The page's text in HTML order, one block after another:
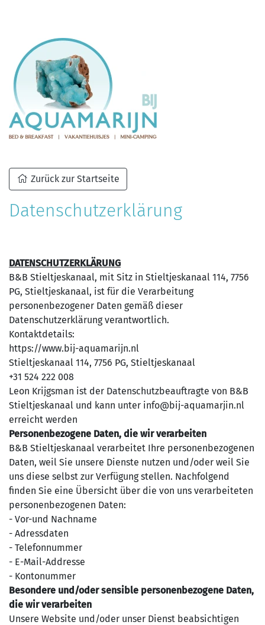
Zurück zur Startseite
Datenschutzerklärung
DATENSCHUTZERKLÄRUNG
B&B Stieltjeskanaal, mit Sitz in Stieltjeskanaal 114, 7756
PG, Stieltjeskanaal, ist für die Verarbeitung
personenbezogener Daten gemäß dieser
Datenschutzerklärung verantwortlich.
Kontaktdetails:
https://www.bij-aquamarijn.nl
Stieltjeskanaal 114, 7756 PG, Stieltjeskanaal
+31 524 222 008
Leon Krijgsman ist der Datenschutzbeauftragte von B&B
Stieltjeskanaal und kann unter info@bij-aquamarjin.nl
erreicht werden
Personenbezogene Daten, die wir verarbeiten
B&B Stieltjeskanaal verarbeitet Ihre personenbezogenen
Daten, weil Sie unsere Dienste nutzen und/oder weil Sie
uns diese selbst zur Verfügung stellen. Nachfolgend
finden Sie eine Übersicht über die von uns verarbeiteten
personenbezogenen Daten:
- Vor-und Nachname
- Adressdaten
- Telefonnummer
- E-Mail-Addresse
- Kontonummer
Besondere und/oder sensible personenbezogene Daten,
die wir verarbeiten
Unsere Website und/oder unser Dienst beabsichtigen